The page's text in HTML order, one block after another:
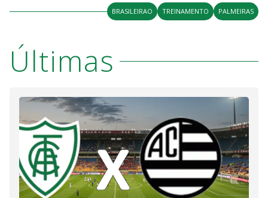
BRASILEIRAO TREINAMENTO PALMEIRAS
Últimas